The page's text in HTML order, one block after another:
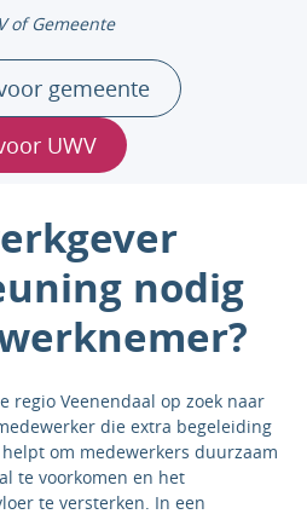
of Gemeente
gemeente
UWV
nodig
regio Veenendaal op zoek naar
die extra begeleiding
om medewerkers duurzaam
te voorkomen en het
te versterken. In een